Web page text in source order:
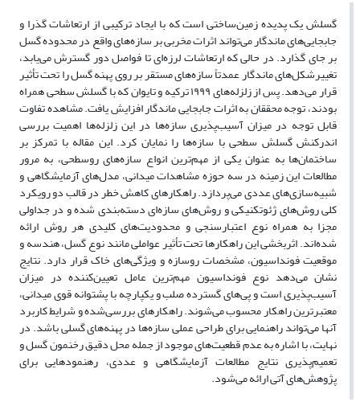
گسلش یک پدیده زمین‌ساختی است که با ایجاد ترکیبی از ارتعاشات گذرا و
جابجایی‌های ماندگار می‌تواند اثرات مخربی بر سازه‌های واقع در محدوده گسل
بر جای گذارد. در حالی که ارتعاشات لرزه‌ای تا فواصل دور گسترش می‌یابد،
تغییرشکل‌های ماندگار عمدتاً سازه‌های مستقر بر روی پهنه گسل را تحت تأثیر
قرار می‌دهد. پس از زلزله‌های ۱۹۹۹ ترکیه و تایوان که با گسلش سطحی همراه
بودند، توجه محققان به اثرات جابجایی ماندگار افزایش یافت. مشاهده تفاوت
قابل توجه در میزان آسیب‌پذیری سازه‌ها در این زلزله‌ها اهمیت بررسی
اندرکنش گسلش سطحی با سازه‌ها را نمایان کرد. این مقاله با تمرکز بر
ساختمان‌ها به عنوان یکی از مهم‌ترین انواع سازه‌های روسطحی، به مرور
مطالعات این زمینه در سه حوزه مشاهدات میدانی، مدل‌های آزمایشگاهی و
شبیه‌سازی‌های عددی می‌پردازد. راهکارهای کاهش خطر در قالب دو رویکرد
کلی روش‌های ژئوتکنیکی و روش‌های سازه‌ای دسته‌بندی شده و در جداولی
مجزا به همراه نوع اعتبارسنجی و محدودیت‌های کلیدی هر روش ارائه
شده‌اند. اثربخشی این راهکارها تحت تأثیر عواملی مانند نوع گسل، هندسه و
موقعیت فونداسیون، مشخصات روسازه و ویژگی‌های خاک قرار دارد. نتایج
نشان می‌دهد نوع فونداسیون مهم‌ترین عامل تعیین‌کننده در میزان
آسیب‌پذیری است و پی‌های گسترده صلب و یکپارچه با پشتوانه قوی میدانی،
معتبرترین راهکار محسوب می‌شوند. راهکارهای بررسی‌شده و شرایط کاربرد
آنها می‌تواند راهنمایی برای طراحی عملی سازه‌ها در پهنه‌های گسلی باشد. در
نهایت، با اشاره به عدم قطعیت‌های موجود از جمله محل دقیق رخنمون گسل و
تعمیم‌پذیری نتایج مطالعات آزمایشگاهی و عددی، رهنمودهایی برای
پژوهش‌های آتی ارائه می‌شود.